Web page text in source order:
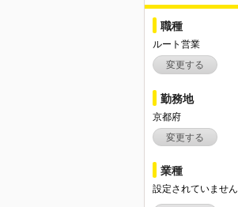
職種
ルート営業
変更する
勤務地
京都府
変更する
業種
設定されていません